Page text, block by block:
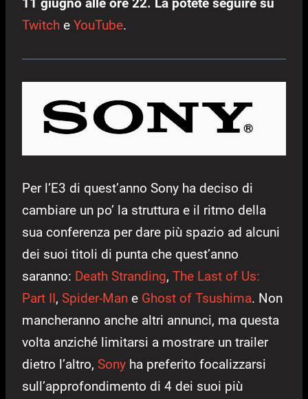
Twitch e YouTube.
Per l’E3 di quest’anno Sony ha deciso di
cambiare un po’ la struttura e il ritmo della
sua conferenza per dare più spazio ad alcuni
dei suoi titoli di punta che quest’anno
saranno: Death Stranding, The Last of Us:
Part II, Spider-Man e Ghost of Tsushima. Non
mancheranno anche altri annunci, ma questa
volta anziché limitarsi a mostrare un trailer
dietro l’altro, Sony ha preferito focalizzarsi
sull’approfondimento di 4 dei suoi più